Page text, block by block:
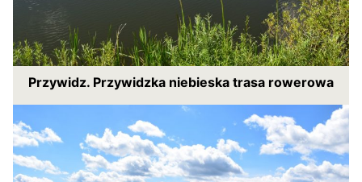
Przywidz. Przywidzka niebieska trasa rowerowa